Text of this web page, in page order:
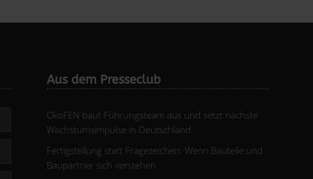
Aus dem Presseclub
ÖkoFEN baut Führungsteam aus und setzt nächste
Wachstumsimpulse in Deutschland
Fertigstellung statt Fragezeichen: Wenn Bauteile und
Baupartner sich verstehen